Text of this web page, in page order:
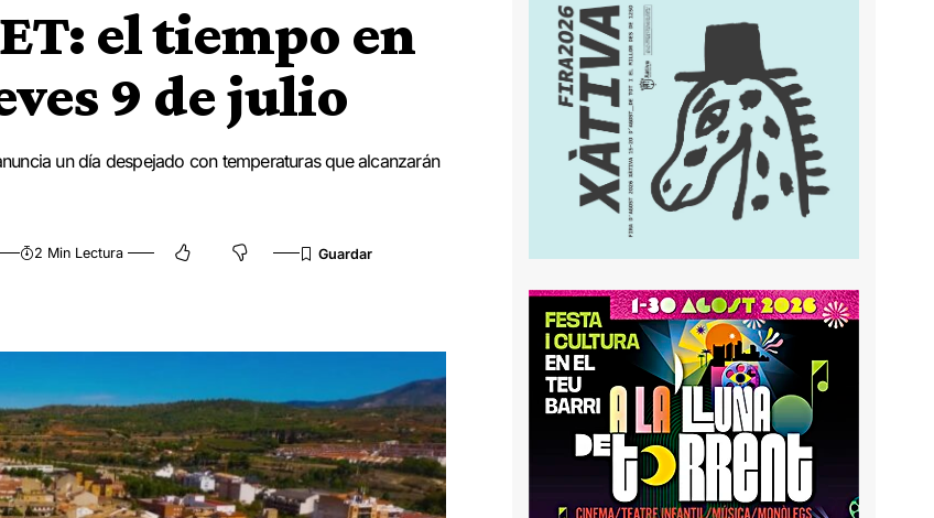
el tiempo en
9 de julio
un día despejado con temperaturas que alcanzarán
2 Min Lectura